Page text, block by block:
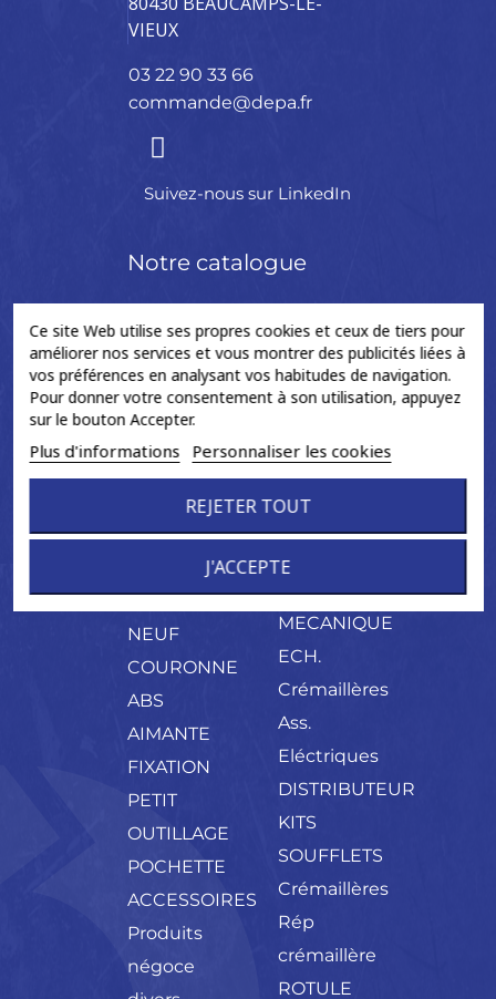
Ce site Web utilise ses propres cookies et ceux de tiers pour
améliorer nos services et vous montrer des publicités liées à
vos préférences en analysant vos habitudes de navigation.
Pour donner votre consentement à son utilisation, appuyez
sur le bouton Accepter.
Plus d'informations Personnaliser les cookies
REJETER TOUT
J'ACCEPTE
VIEUX
03 22 90 33 66
commande@depa.fr
Suivez-nous sur LinkedIn
Notre catalogue
Accessoires
BAGUE
BERLINGOT
DE
GRAISSE
CONE DE
MONTAGE
CONES
NEUF
COURONNE
ABS
AIMANTE
FIXATION
PETIT
OUTILLAGE
POCHETTE
ACCESSOIRES
Produits
négoce
Arbre de
transmission
CROISILLON
FLECTOR
ORIGINE
ARBRE
PALIER
Colonne
de
direction
COLONNE
Crémaillère
de
direction
BIELLETTES
ECH.
CREMAILLERE
MECANIQUE
ECH.
Crémaillères
Ass.
Eléctriques
DISTRIBUTEUR
KITS
SOUFFLETS
Crémaillères
Rép
crémaillère
ROTULE